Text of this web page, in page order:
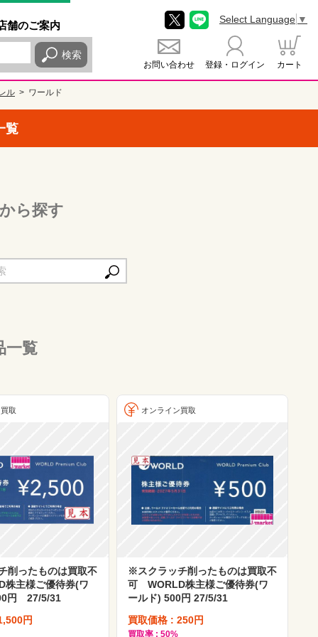
舗のご案内
検索
お問い合わせ 登録・ログイン カート
Select Language ▼
ル ワールド
覧
ら探す
一覧
取
削ったものは買取不
主様ご優待券(ワ
円 27/5/31
円
オンライン買取
※スクラッチ削ったものは買取不
可 WORLD株主様ご優待券(ワ
ールド) 500円 27/5/31
買取価格 : 250円
買取率 : 50%